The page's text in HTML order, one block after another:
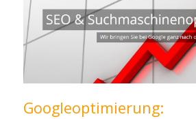
Googleoptimierung: